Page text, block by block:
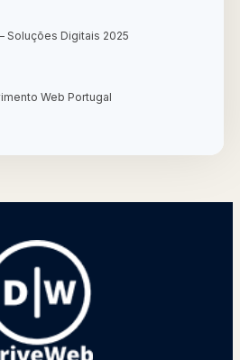
Soluções Digitais 2025
Web Portugal